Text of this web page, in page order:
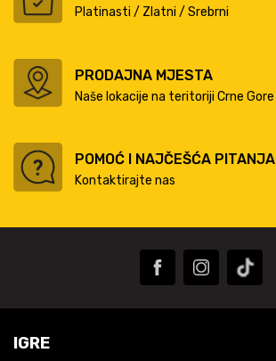
Platinasti / Zlatni / Srebrni
PRODAJNA MJESTA
Naše lokacije na teritoriji Crne Gore
POMOĆ I NAJČEŠĆA PITANJA
Kontaktirajte nas
IGRE